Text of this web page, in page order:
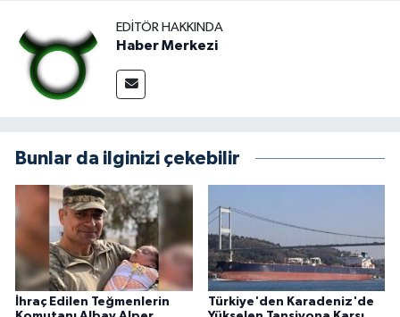
EDITÖR HAKKINDA
Haber Merkezi
Bunlar da ilginizi çekebilir
İhraç Edilen Teğmenlerin
Türkiye'den Karadeniz'de